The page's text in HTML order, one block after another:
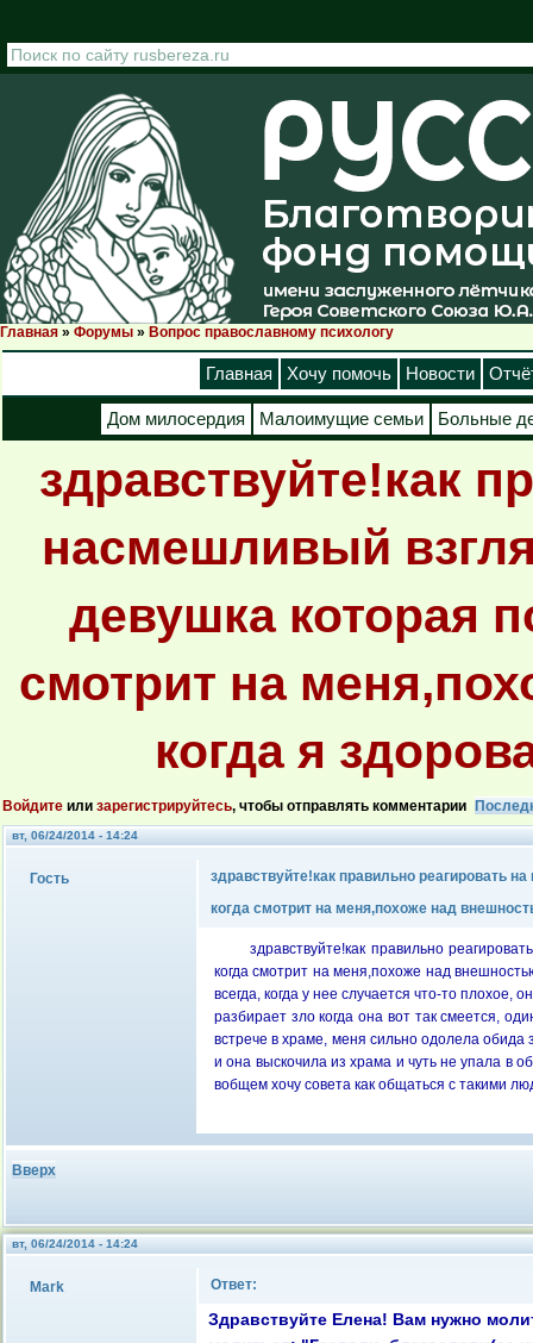
Вы здесь
Главная » Форумы » Вопрос православному психологу
Главная Хочу помочь Новости
Дом милосердия Малоимущие семьи Больные
здравствуйте!как
насмешливый
девушка которая
смотрит на
когда я
Войдите или зарегистрируйтесь, чтобы отправлять комментарии
вт, 06/24/2014 - 14:24
Гость
здравствуйте!как правильно реагировать
когда смотрит на меня,похоже над
здравствуйте!как правильно
когда смотрит на меня,похоже над
всегда, когда у нее случается что-то
разбирает зло когда она вот так смеется,
встрече в храме, меня сильно одолела
и она выскочила из храма и чуть не упала в
вобщем хочу совета как общаться с такими
Вверх
вт, 06/24/2014 - 14:24
Mark Ответ:
Здравствуйте Елена! Вам нужно